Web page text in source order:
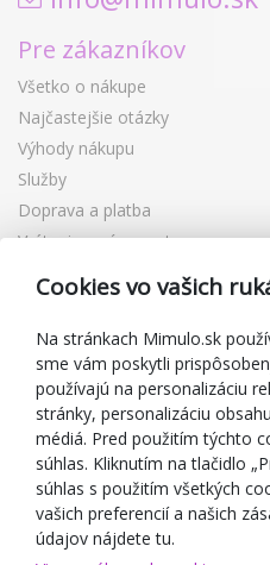
Pre zákazníkov
Všetko o nákupe
Najčastejšie otázky
Výhody nákupu
Služby
Doprava a platba
Vrátenie a výmena tovaru
Reklamácia
Darčekové poukážky
Zľavové kupóny
Blog
O predajcovi
Mimulo.sk
Obchodné podmienky
Ochrana osobných údajov GDPR
Kontakty
Cookies vo vašich
Na stránkach Mimulo.sk
sme vám poskytli
používajú na personalizáciu
stránky, personalizáciu
médiá. Pred použitím týchto
súhlas. Kliknutím na tlačidlo
súhlas s použitím všetkých
vašich preferencií a našich
údajov nájdete tu.